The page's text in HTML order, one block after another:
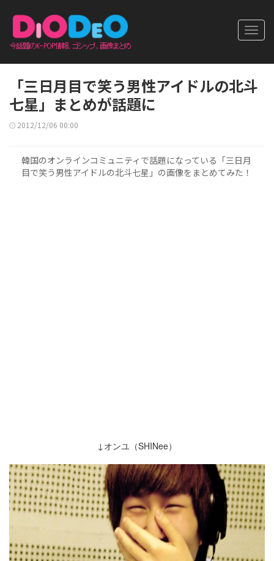
「三日月目で笑う男性アイドルの北斗
七星」まとめが話題に
2012/12/06 00:00
韓国のオンラインコミュニティで話題になっている「三日月
目で笑う男性アイドルの北斗七星」の画像をまとめてみた！
↓オンユ（SHINee）